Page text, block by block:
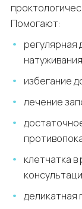
Помогают:
регулярная
избегание
лечение
клетчатка
деликатная